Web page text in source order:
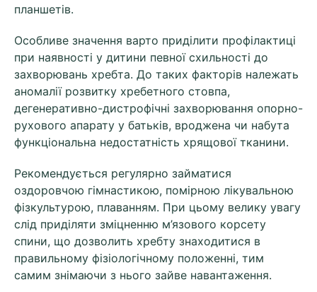
планшетів.
Особливе значення варто приділити профілактиці
при наявності у дитини певної схильності до
захворювань хребта. До таких факторів належать
аномалії розвитку хребетного стовпа,
дегенеративно-дистрофічні захворювання опорно-
рухового апарату у батьків, вроджена чи набута
функціональна недостатність хрящової тканини.
Рекомендується регулярно займатися
оздоровчою гімнастикою, помірною лікувальною
фізкультурою, плаванням. При цьому велику увагу
слід приділяти зміцненню м’язового корсету
спини, що дозволить хребту знаходитися в
правильному фізіологічному положенні, тим
самим знімаючи з нього зайве навантаження.